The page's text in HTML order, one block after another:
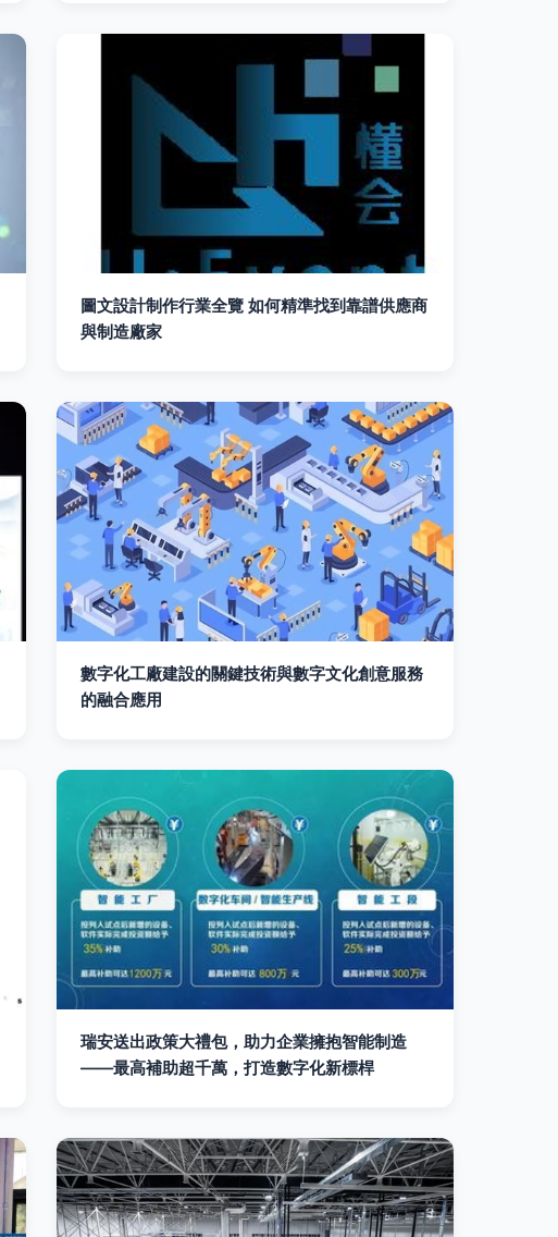
圖文設計制作行業全覽 如何精準找到靠譜供應商
與制造廠家
數字化工廠建設的關鍵技術與數字文化創意服務
的融合應用
瑞安送出政策大禮包，助力企業擁抱智能制造
——最高補助超千萬，打造數字化新標桿